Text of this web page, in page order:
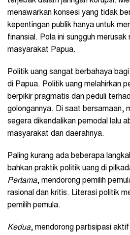
menawarkan konsesi yang tidak
kepentingan publik hanya untuk
finansial. Pola ini sungguh merusak
masyarakat Papua.
Politik uang sangat berbahaya
di Papua. Politik uang melahirkan
berpikir pragmatis dan peduli
golongannya. Di saat bersamaan,
segera dikendalikan pemodal lalu
masyarakat dan daerahnya.
Paling kurang ada beberapa
bahkan praktik politik uang di
Pertama, mendorong pemilih
rasional dan kritis. Literasi politik
pemilih pemula.
Kedua, mendorong partisipasi